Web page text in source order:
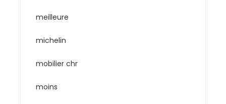
meilleure
michelin
mobilier chr
moins